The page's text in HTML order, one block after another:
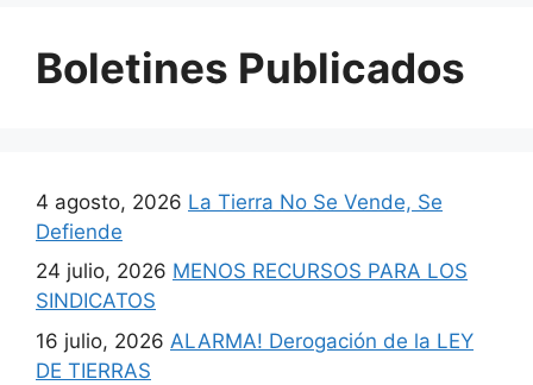
Boletines Publicados
4 agosto, 2026 La Tierra No Se Vende, Se
Defiende
24 julio, 2026 MENOS RECURSOS PARA LOS
SINDICATOS
16 julio, 2026 ALARMA! Derogación de la LEY
DE TIERRAS